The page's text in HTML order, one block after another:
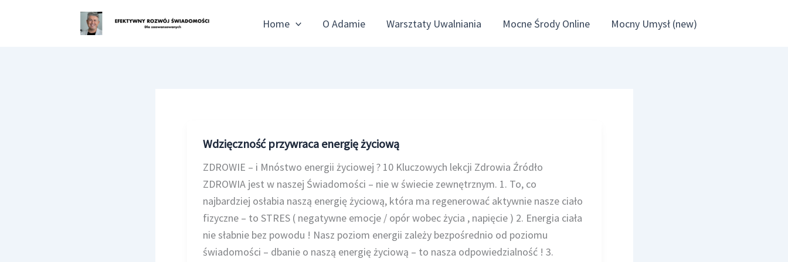
Home O Adamie Warsztaty Uwalniania Mocne Środy Online Mocny Umysł (new)
Wdzięczność przywraca energię życiową
ZDROWIE – i Mnóstwo energii życiowej ? 10 Kluczowych lekcji Zdrowia Źródło
ZDROWIA jest w naszej Świadomości – nie w świecie zewnętrznym. 1. To, co
najbardziej osłabia naszą energię życiową, która ma regenerować aktywnie nasze ciało
fizyczne – to STRES ( negatywne emocje / opór wobec życia , napięcie ) 2. Energia ciała
nie słabnie bez powodu ! Nasz poziom energii zależy bezpośrednio od poziomu
świadomości – dbanie o naszą energię życiową – to nasza odpowiedzialność ! 3.